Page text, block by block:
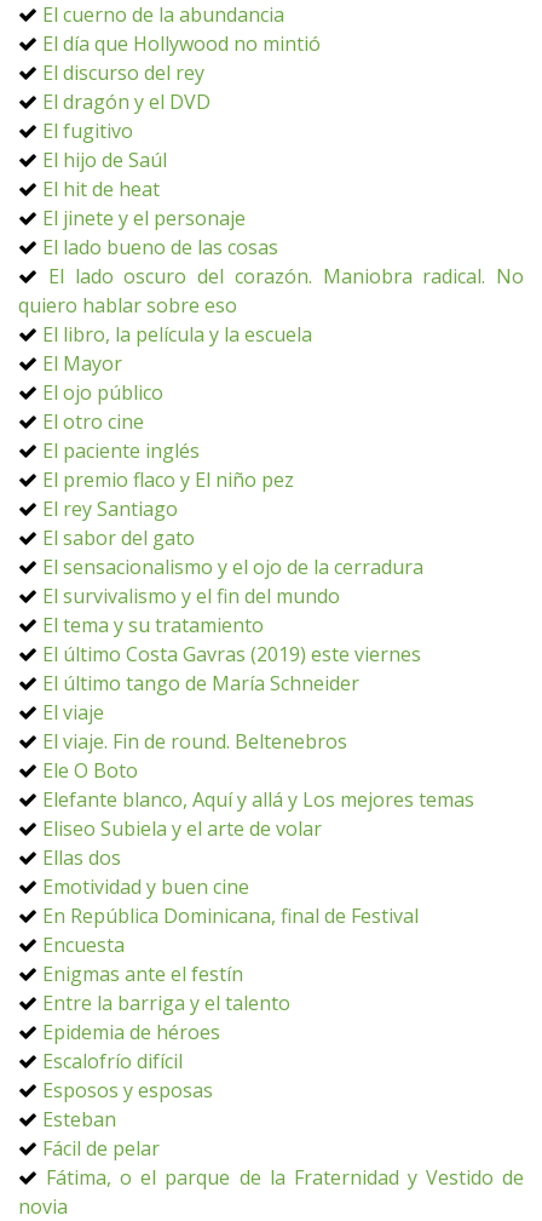
El cuerno de la abundancia
El día que Hollywood no mintió
El discurso del rey
El dragón y el DVD
El fugitivo
El hijo de Saúl
El hit de heat
El jinete y el personaje
El lado bueno de las cosas
El lado oscuro del corazón. Maniobra radical. No
quiero hablar sobre eso
El libro, la película y la escuela
El Mayor
El ojo público
El otro cine
El paciente inglés
El premio flaco y El niño pez
El rey Santiago
El sabor del gato
El sensacionalismo y el ojo de la cerradura
El survivalismo y el fin del mundo
El tema y su tratamiento
El último Costa Gavras (2019) este viernes
El último tango de María Schneider
El viaje
El viaje. Fin de round. Beltenebros
Ele O Boto
Elefante blanco, Aquí y allá y Los mejores temas
Eliseo Subiela y el arte de volar
Ellas dos
Emotividad y buen cine
En República Dominicana, final de Festival
Encuesta
Enigmas ante el festín
Entre la barriga y el talento
Epidemia de héroes
Escalofrío difícil
Esposos y esposas
Esteban
Fácil de pelar
Fátima, o el parque de la Fraternidad y Vestido de
novia